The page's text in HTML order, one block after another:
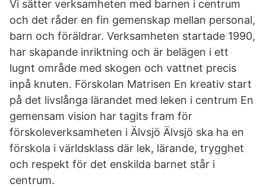
Vi sätter verksamheten med barnen i centrum
och det råder en fin gemenskap mellan personal,
barn och föräldrar. Verksamheten startade 1990,
har skapande inriktning och är belägen i ett
lugnt område med skogen och vattnet precis
inpå knuten. Förskolan Matrisen En kreativ start
på det livslånga lärandet med leken i centrum En
gemensam vision har tagits fram för
förskoleverksamheten i Älvsjö Älvsjö ska ha en
förskola i världsklass där lek, lärande, trygghet
och respekt för det enskilda barnet står i
centrum.